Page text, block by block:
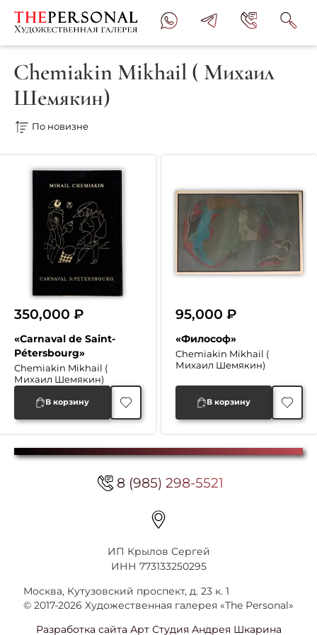
Chemiakin Mikhail ( Михаил
Шемякин)
«Carnaval de Saint-
Pétersbourg»
Chemiakin Mikhail (
Михаил Шемякин)
350,000 ₽
В корзину
«Философ»
Chemiakin Mikhail (
Михаил Шемякин)
95,000₽
В корзину
8 (985) 298-5521
ИП Крылов Сергей
ИНН 773133250295
Москва, Кутузовский проспект, д. 23 к. 1
© 2017-2026 Художественная галерея «The Personal»
Разработка сайта Арт Студия Андрея Шкарина